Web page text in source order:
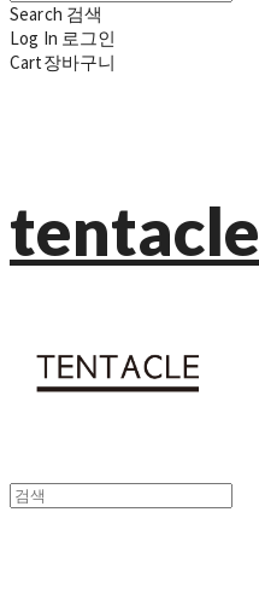
Search 검색
Log In 로그인
Cart장바구니
tentacle